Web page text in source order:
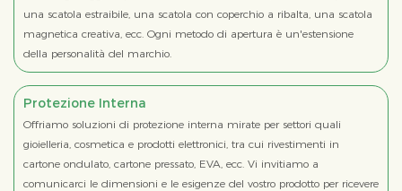
una scatola estraibile, una scatola con coperchio a ribalta, una scatola
magnetica creativa, ecc. Ogni metodo di apertura è un'estensione
della personalità del marchio.
Protezione Interna
Offriamo soluzioni di protezione interna mirate per settori quali
gioielleria, cosmetica e prodotti elettronici, tra cui rivestimenti in
cartone ondulato, cartone pressato, EVA, ecc. Vi invitiamo a
comunicarci le dimensioni e le esigenze del vostro prodotto per ricevere